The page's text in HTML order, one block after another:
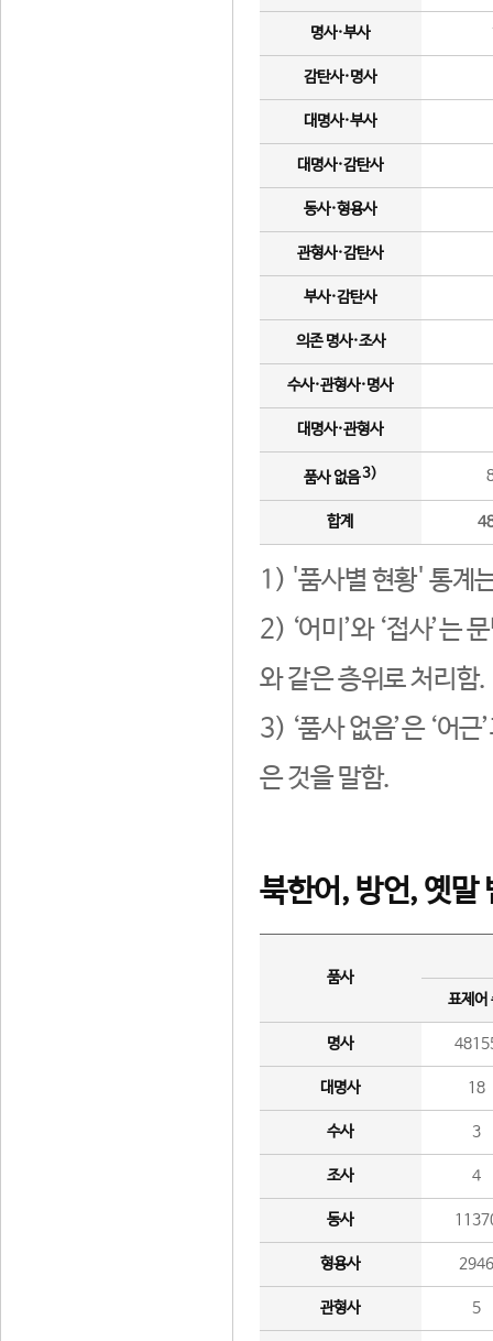
명사·부사
감탄사·명사
대명사·부사
대명사·감탄사
동사·형용사
관형사·감탄사
부사·감탄사
의존 명사·조사
수사·관형사·명사
대명사·관형사
품사 없음3)
합계
1) '품사별 현황' 통계
2) ‘어미’와 ‘접사’는
와 같은 층위로 처리함.
3) ‘품사 없음’은 ‘어
은 것을 말함.
북한어, 방언, 옛말
품사
표제어
명사
대명사 18
수사 3
조사 4
동사
형용사 2946
관형사 5